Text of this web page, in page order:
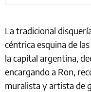
La tradicional
céntrica esquina de
la capital argentina,
encargando a Ron,
muralista y artista de